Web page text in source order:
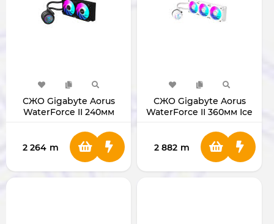
СЖО Gigabyte Aorus
WaterForce II 240мм
2 264 m
СЖО Gigabyte Aorus
WaterForce II 360мм Ice
2 882 m